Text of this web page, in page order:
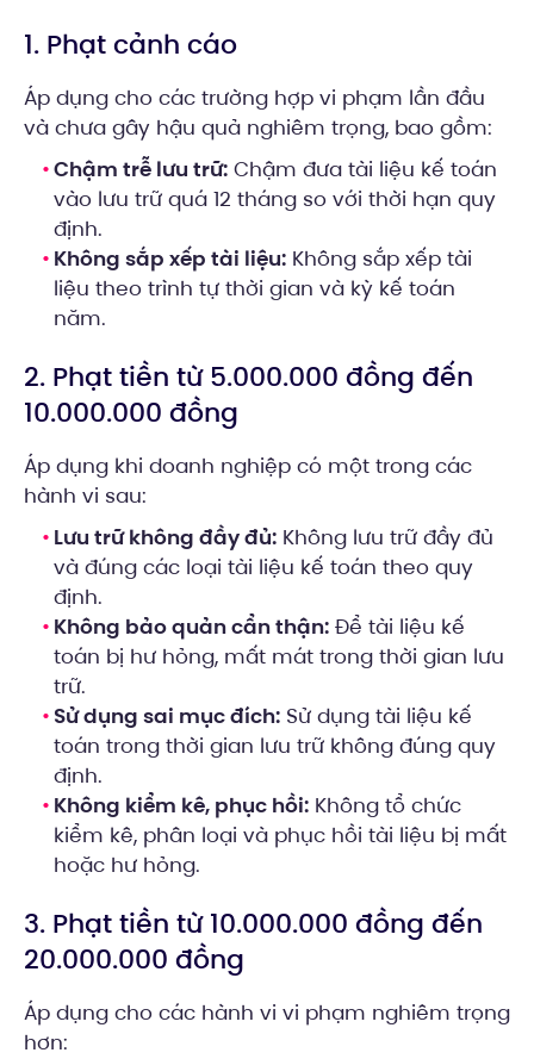
1. Phạt cảnh cáo
Áp dụng cho các trường hợp vi phạm lần đầu
và chưa gây hậu quả nghiêm trọng, bao gồm:
Chậm trễ lưu trữ: Chậm đưa tài liệu kế toán
vào lưu trữ quá 12 tháng so với thời hạn quy
định.
Không sắp xếp tài liệu: Không sắp xếp tài
liệu theo trình tự thời gian và kỳ kế toán
năm.
2. Phạt tiền từ 5.000.000 đồng đến
10.000.000 đồng
Áp dụng khi doanh nghiệp có một trong các
hành vi sau:
Lưu trữ không đầy đủ: Không lưu trữ đầy đủ
và đúng các loại tài liệu kế toán theo quy
định.
Không bảo quản cẩn thận: Để tài liệu kế
toán bị hư hỏng, mất mát trong thời gian lưu
trữ.
Sử dụng sai mục đích: Sử dụng tài liệu kế
toán trong thời gian lưu trữ không đúng quy
định.
Không kiểm kê, phục hồi: Không tổ chức
kiểm kê, phân loại và phục hồi tài liệu bị mất
hoặc hư hỏng.
3. Phạt tiền từ 10.000.000 đồng đến
20.000.000 đồng
Áp dụng cho các hành vi vi phạm nghiêm trọng
hơn: